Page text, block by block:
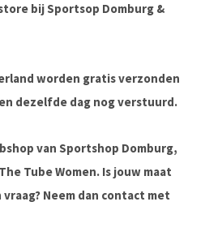
bij Sportsop Domburg &
worden gratis verzonden
dezelfde dag nog verstuurd.
van Sportshop Domburg,
Tube Women. Is jouw maat
Neem dan contact met